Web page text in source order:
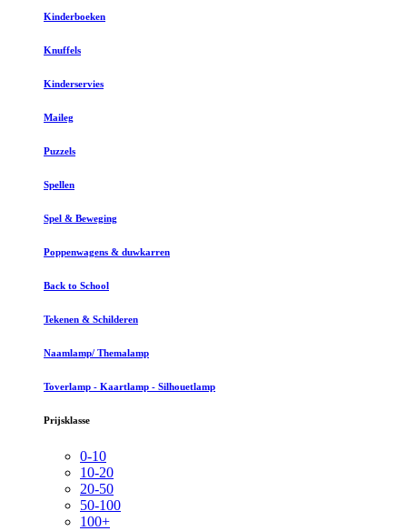
Kinderboeken
Knuffels
Kinderservies
Maileg
Puzzels
Spellen
Spel & Beweging
Poppenwagens & duwkarren
Back to School
Tekenen & Schilderen
Naamlamp/ Themalamp
Toverlamp - Kaartlamp - Silhouetlamp
Prijsklasse
0-10
10-20
20-50
50-100
100+